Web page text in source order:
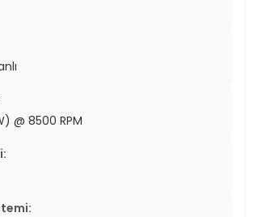
@ 8500 RPM